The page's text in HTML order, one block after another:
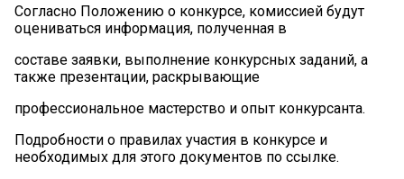
Согласно Положению о конкурсе, комиссией будут
оцениваться информация, полученная в
составе заявки, выполнение конкурсных заданий, а
также презентации, раскрывающие
профессиональное мастерство и опыт конкурсанта.
Подробности о правилах участия в конкурсе и
необходимых для этого документов по ссылке.